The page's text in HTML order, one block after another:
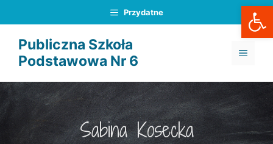
do
treści
Przydatne
Publiczna Szkoła
Podstawowa Nr 6
MENU
Sabina Kosecka